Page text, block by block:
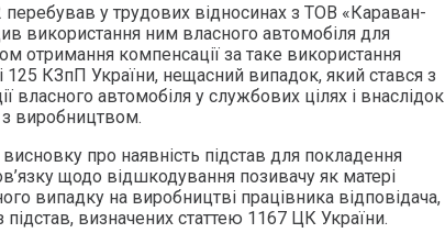
у трудових відносинах з ТОВ «Караван-
використання ним власного автомобіля для
отримання компенсації за таке використання
125 КЗпП України, нещасний випадок, який стався з
власного автомобіля у службових цілях і внаслідок
з виробництвом.
про наявність підстав для покладення
щодо відшкодування позивачу як матері
випадку на виробництві працівника відповідача,
визначених статтею 1167 ЦК України.